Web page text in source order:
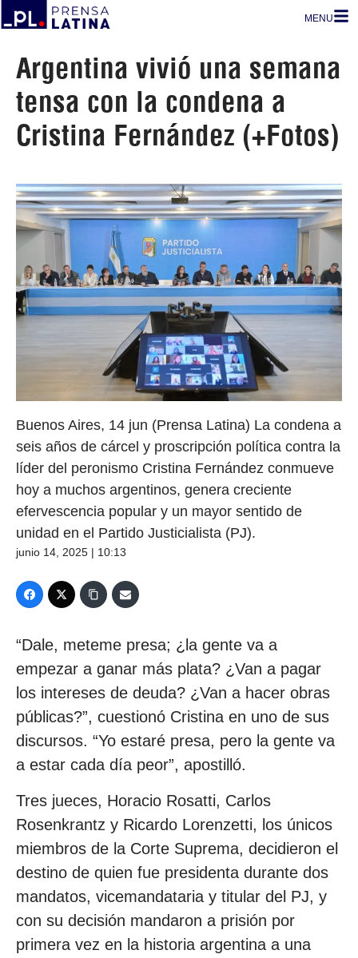
MENU
Argentina vivió una semana
tensa con la condena a
Cristina Fernández (+Fotos)
Buenos Aires, 14 jun (Prensa Latina) La condena a
seis años de cárcel y proscripción política contra la
líder del peronismo Cristina Fernández conmueve
hoy a muchos argentinos, genera creciente
efervescencia popular y un mayor sentido de
unidad en el Partido Justicialista (PJ).
junio 14, 2025 | 10:13
“Dale, meteme presa; ¿la gente va a
empezar a ganar más plata? ¿Van a pagar
los intereses de deuda? ¿Van a hacer obras
públicas?”, cuestionó Cristina en uno de sus
discursos. “Yo estaré presa, pero la gente va
a estar cada día peor”, apostilló.
Tres jueces, Horacio Rosatti, Carlos
Rosenkrantz y Ricardo Lorenzetti, los únicos
miembros de la Corte Suprema, decidieron el
destino de quien fue presidenta durante dos
mandatos, vicemandataria y titular del PJ, y
con su decisión mandaron a prisión por
primera vez en la historia argentina a una